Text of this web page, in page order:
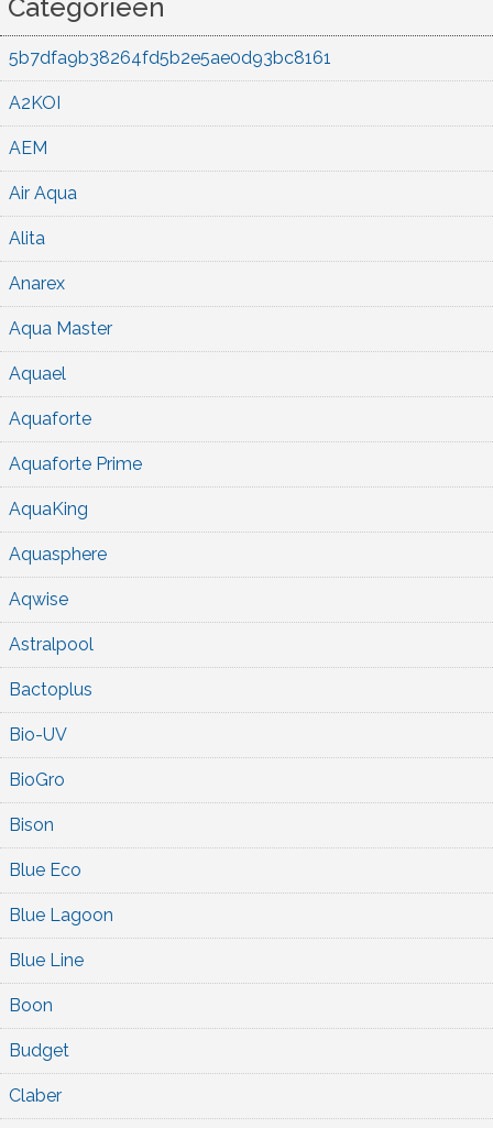
Categorieën
5b7dfa9b38264fd5b2e5ae0d93bc8161
A2KOI
AEM
Air Aqua
Alita
Anarex
Aqua Master
Aquael
Aquaforte
Aquaforte Prime
AquaKing
Aquasphere
Aqwise
Astralpool
Bactoplus
Bio-UV
BioGro
Bison
Blue Eco
Blue Lagoon
Blue Line
Boon
Budget
Claber